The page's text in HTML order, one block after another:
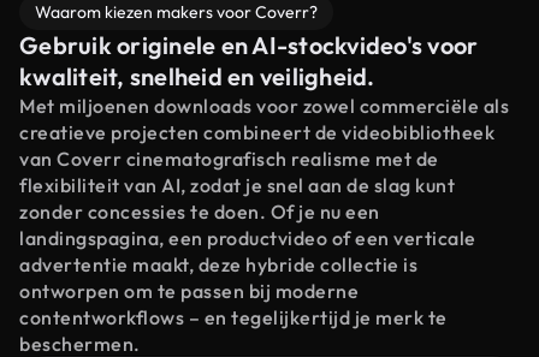
Waarom kiezen makers voor Coverr?
Gebruik originele en AI-stockvideo's voor
kwaliteit, snelheid en veiligheid.
Met miljoenen downloads voor zowel commerciële als
creatieve projecten combineert de videobibliotheek
van Coverr cinematografisch realisme met de
flexibiliteit van AI, zodat je snel aan de slag kunt
zonder concessies te doen. Of je nu een
landingspagina, een productvideo of een verticale
advertentie maakt, deze hybride collectie is
ontworpen om te passen bij moderne
contentworkflows – en tegelijkertijd je merk te
beschermen.